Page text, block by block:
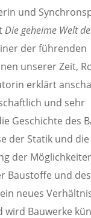
und
Die geheime Welt
der führenden
unserer Zeit,
erklärt
und sehr
Geschichte des
der Statik und die
der
Baustoffe und
neues
wird Bauwerke